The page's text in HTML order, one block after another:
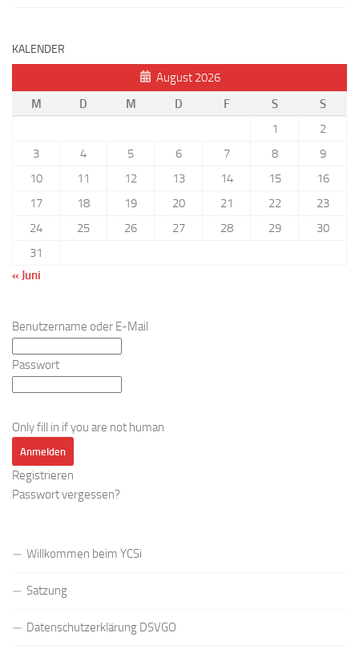
KALENDER
August 2026
M
D M D F S
S
1
2
3
4 5 6 7 8
9
10
11 12 13 14 15
16
17
18 19 20 21 22
23
24
25 26 27 28 29
30
31
« Juni
Benutzername oder E-Mail
Passwort
Only fill in if you are not human
Registrieren
Passwort vergessen?
Willkommen beim YCSi
Satzung
Datenschutzerklärung DSVGO